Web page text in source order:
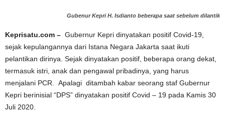
Gubenur Kepri H. Isdianto beberapa saat sebelum dilantik
Keprisatu.com – Gubernur Kepri dinyatakan positif Covid-19,
sejak kepulangannya dari Istana Negara Jakarta saat ikuti
pelantikan dirinya. Sejak dinyatakan positif, beberapa orang dekat,
termasuk istri, anak dan pengawal pribadinya, yang harus
menjalani PCR.
Apalagi ditambah kabar seorang staf Gubernur
Kepri berinisial “DPS” dinyatakan positif Covid – 19 pada Kamis 30
Juli 2020.